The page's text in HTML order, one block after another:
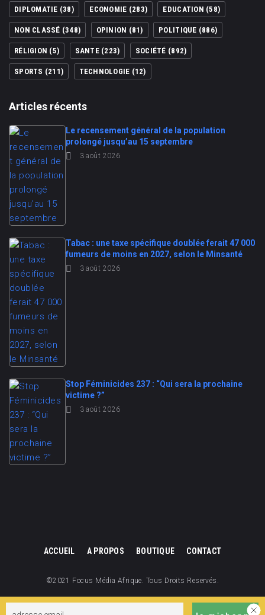
DIPLOMATIE (38) ECONOMIE (283) EDUCATION (58)
NON CLASSÉ (348) OPINION (81) POLITIQUE (886)
RÉLIGION (5) SANTE(223) SOCIÉTÉ (892)
SPORTS (211) TECHNOLOGIE (12)
Articles récents
Le recensement général de la population
prolongé jusqu’au 15 septembre
3 août 2026
Tabac : une taxe spécifique doublée ferait 47 000
fumeurs de moins en 2027, selon le Minsanté
3 août 2026
Stop Féminicides 237 : “Qui sera la prochaine
victime ?”
3 août 2026
ACCUEIL A PROPOS BOUTIQUE CONTACT
©2021 Focus Média Afrique. Tous Droits Reservés.
Focus Média Afrique est une division de Focus Cameroun.